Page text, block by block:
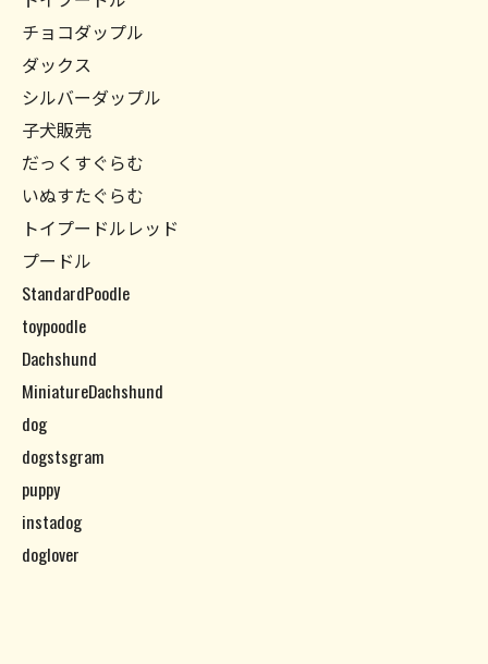
チョコダップル
ダックス
シルバーダップル
子犬販売
だっくすぐらむ
いぬすたぐらむ
トイプードルレッド
プードル
StandardPoodle
toypoodle
Dachshund
MiniatureDachshund
dog
dogstsgram
puppy
instadog
doglover